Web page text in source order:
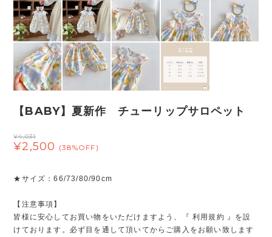
【BABY】夏新作 チューリップサロペット
¥4,031
¥2,500 (38%OFF)
★サイズ：66/73/80/90cm
【注意事項】
皆様に安心してお買い物をいただけますよう、『 利用規約 』を設
けております。必ず目を通して頂いてからご購入をお願い致します